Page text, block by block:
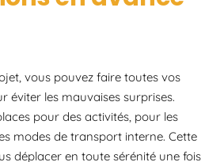
vous pouvez faire toutes vos
éviter les mauvaises surprises.
pour des activités, pour les
modes de transport interne. Cette
déplacer en toute sérénité une fois